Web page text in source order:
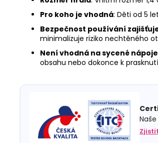
Pro koho je vhodná: Děti od 5
Bezpečnost používání
minimalizuje riziko nechtěného
Není vhodná na sycené nápoje
obsahu nebo dokonce k